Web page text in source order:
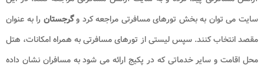
سایت می توان به بخش تورهای مسافرتی مراجعه کرد وگرجستان را به عنوان
مقصد انتخاب کنند. سپس لیستی از تورهای مسافرتی به همراه امکانات، هتل
محل اقامت و سایر خدماتی که در پکیج ارائه می شود به مسافران نشان داده